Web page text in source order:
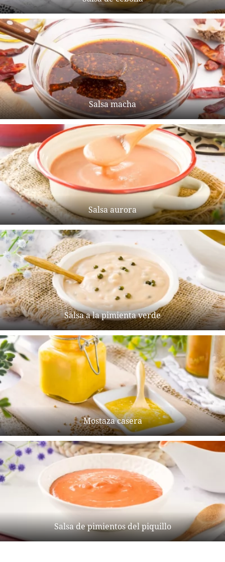
Salsa macha
Salsa aurora
Salsa a la pimienta verde
Mostaza casera
Salsa de pimientos del piquillo